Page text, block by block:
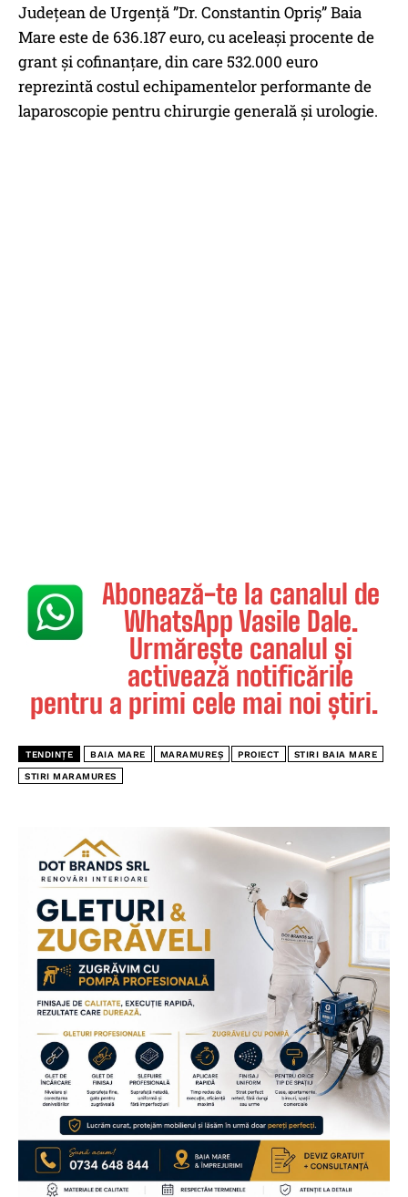
Județean de Urgență ”Dr. Constantin Opriș” Baia
Mare este de 636.187 euro, cu aceleași procente de
grant și cofinanțare, din care 532.000 euro
reprezintă costul echipamentelor performante de
laparoscopie pentru chirurgie generală și urologie.
Abonează-te la canalul de
WhatsApp Vasile Dale.
Urmărește canalul și
activează notificările
pentru a primi cele mai noi știri.
TENDINȚE BAIA MARE MARAMUREȘ PROIECT STIRI BAIA MARE
STIRI MARAMURES